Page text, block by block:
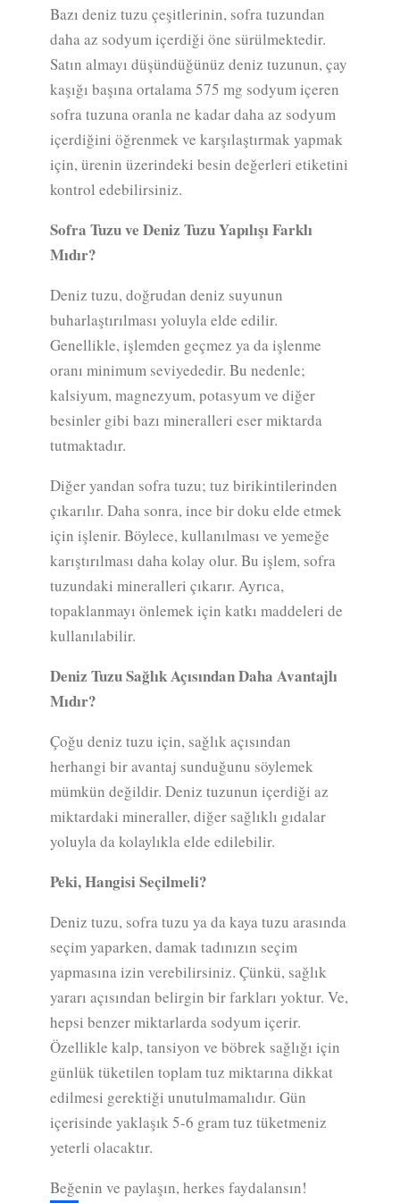
Bazı deniz tuzu çeşitlerinin, sofra tuzundan
daha az sodyum içerdiği öne sürülmektedir.
Satın almayı düşündüğünüz deniz tuzunun, çay
kaşığı başına ortalama 575 mg sodyum içeren
sofra tuzuna oranla ne kadar daha az sodyum
içerdiğini öğrenmek ve karşılaştırmak yapmak
için, ürenin üzerindeki besin değerleri etiketini
kontrol edebilirsiniz.
Sofra Tuzu ve Deniz Tuzu Yapılışı Farklı
Mıdır?
Deniz tuzu, doğrudan deniz suyunun
buharlaştırılması yoluyla elde edilir.
Genellikle, işlemden geçmez ya da işlenme
oranı minimum seviyededir. Bu nedenle;
kalsiyum, magnezyum, potasyum ve diğer
besinler gibi bazı mineralleri eser miktarda
tutmaktadır.
Diğer yandan sofra tuzu; tuz birikintilerinden
çıkarılır. Daha sonra, ince bir doku elde etmek
için işlenir. Böylece, kullanılması ve yemeğe
karıştırılması daha kolay olur. Bu işlem, sofra
tuzundaki mineralleri çıkarır. Ayrıca,
topaklanmayı önlemek için katkı maddeleri de
kullanılabilir.
Deniz Tuzu Sağlık Açısından Daha Avantajlı
Mıdır?
Çoğu deniz tuzu için, sağlık açısından
herhangi bir avantaj sunduğunu söylemek
mümkün değildir. Deniz tuzunun içerdiği az
miktardaki mineraller, diğer sağlıklı gıdalar
yoluyla da kolaylıkla elde edilebilir.
Peki, Hangisi Seçilmeli?
Deniz tuzu, sofra tuzu ya da kaya tuzu arasında
seçim yaparken, damak tadınızın seçim
yapmasına izin verebilirsiniz. Çünkü, sağlık
yararı açısından belirgin bir farkları yoktur. Ve,
hepsi benzer miktarlarda sodyum içerir.
Özellikle kalp, tansiyon ve böbrek sağlığı için
günlük tüketilen toplam tuz miktarına dikkat
edilmesi gerektiği unutulmamalıdır. Gün
içerisinde yaklaşık 5-6 gram tuz tüketmeniz
yeterli olacaktır.
Beğenin ve paylaşın, herkes faydalansın!